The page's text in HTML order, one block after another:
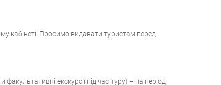
кабінеті. Просимо видавати туристам перед
екскурсії під час туру) – на період